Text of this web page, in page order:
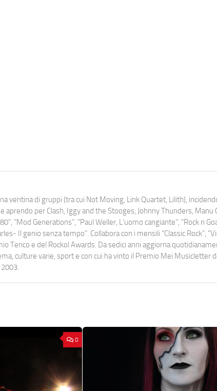
ventina di gruppi (tra cui Not Moving, Link Quartet, Lilith),
aprendo per Clash, Iggy and the Stooges, Johnny Thunders, Manu
"Mod Generations", "Paul Weller, L’uomo cangiante", "Rock n
Il genio senza tempo". Collabora con i mensili “Classic Rock”,
Tenco e del Rockol Awards. Da sedici anni aggiorna
culture varie, sport e con cui ha vinto il Premio Mei Musicletter
0